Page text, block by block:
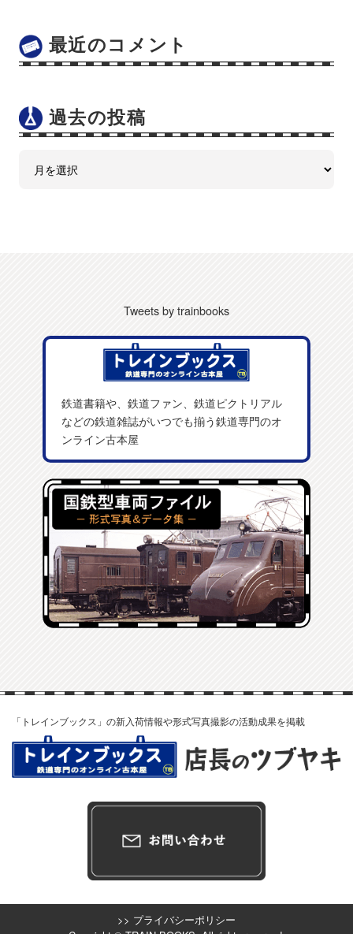
最近のコメント
過去の投稿
Tweets by trainbooks
鉄道書籍や、鉄道ファン、鉄道ピクトリアル
などの鉄道雑誌がいつでも揃う鉄道専門のオ
ンライン古本屋
「トレインブックス」の新入荷情報や形式写真撮影の活動成果を掲載
>> プライバシーポリシー